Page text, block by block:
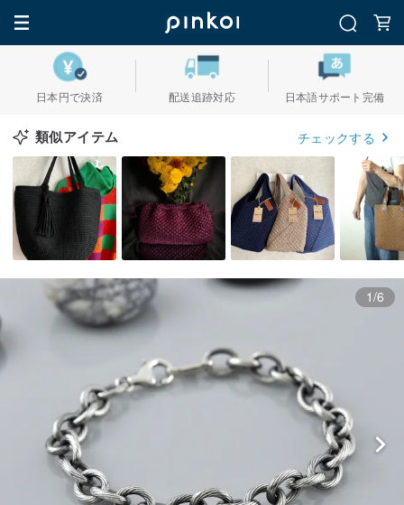
日本円で決済 配送追跡対応 日本語サポート完備
類似アイテム チェックする
1/6